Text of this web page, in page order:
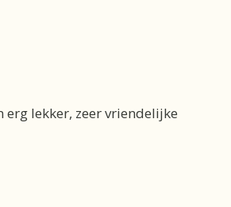
erg lekker, zeer vriendelijke